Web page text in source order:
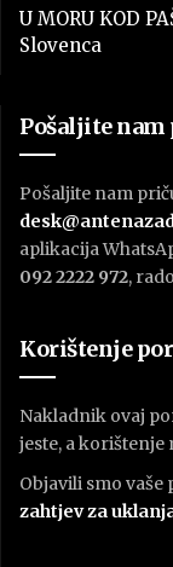
U MORU KOD
Slovenca
Pošaljite
Pošaljite nam
aplikacija
092 2222 972,
Korištenje
Nakladnik ovaj
jeste, a
Objavili smo
zahtjev za